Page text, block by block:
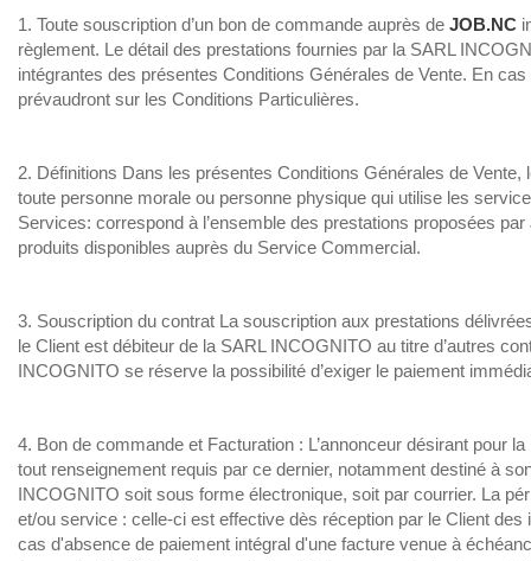
1. Toute souscription d’un bon de commande auprès de JOB.NC
règlement. Le détail des prestations fournies par la SARL
intégrantes des présentes Conditions Générales de Vente. En
prévaudront sur les Conditions Particulières.
2. Définitions Dans les présentes Conditions Générales de
toute personne morale ou personne physique qui utilise les
Services: correspond à l’ensemble des prestations proposées
produits disponibles auprès du Service Commercial.
3. Souscription du contrat La souscription aux prestations
le Client est débiteur de la SARL INCOGNITO au titre d’autres
INCOGNITO se réserve la possibilité d’exiger le paiement
4. Bon de commande et Facturation : L’annonceur désirant pour
tout renseignement requis par ce dernier, notamment destiné à
INCOGNITO soit sous forme électronique, soit par courrier. La
et/ou service : celle-ci est effective dès réception par le Client
cas d'absence de paiement intégral d'une facture venue à